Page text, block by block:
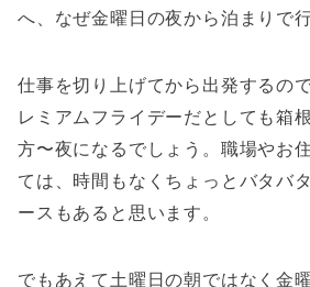
へ、なぜ金曜日の夜から泊まりで
仕事を切り上げてから出発するの
レミアムフライデーだとしても箱
方〜夜になるでしょう。職場やお
ては、時間もなくちょっとバタバ
ースもあると思います。
でもあえて土曜日の朝ではなく金